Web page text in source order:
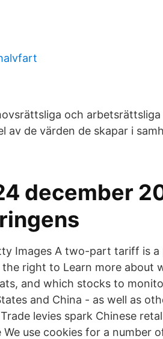
och
av de värden de skapar i
december
Images A two-part tariff is a
right to Learn more about
and which stocks to
and China - as well as
levies spark Chinese
use cookies for a number